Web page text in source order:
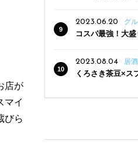
店が
マイ
びら
2023.06.20
グ
コスパ最強！大
2023.08.04
居
くろさき茶豆×ス